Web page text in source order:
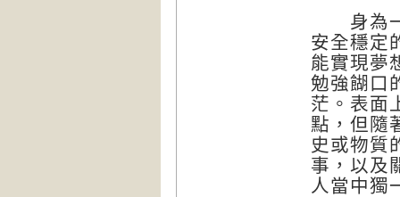
身為一
安全穩定
能實現夢
勉強餬口
茫。表面
點，但隨
史或物質
事，以及
人當中獨